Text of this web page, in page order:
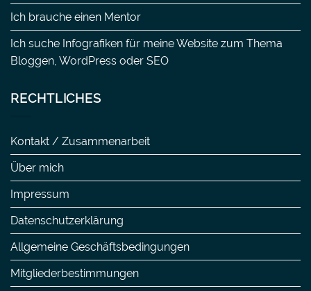
Ich brauche einen Mentor
Ich suche Infografiken für meine Website zum Thema
Bloggen, WordPress oder SEO
RECHTLICHES
Kontakt / Zusammenarbeit
Über mich
Impressum
Datenschutzerklärung
Allgemeine Geschäftsbedingungen
Mitgliederbestimmungen